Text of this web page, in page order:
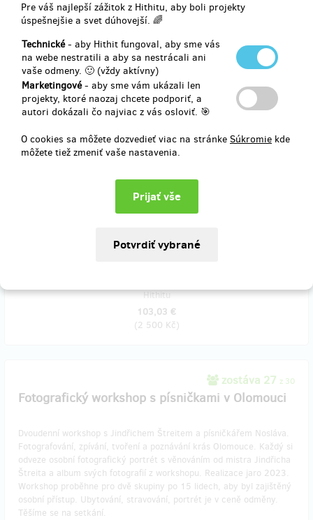
Pre váš najlepší zážitok z Hithitu, aby boli projekty
úspešnejšie a svet dúhovejší. 🌈
Technické- aby Hithit fungoval, aby sme vás
na webe nestratili a aby sa nestrácali ani
vaše odmeny. 🙂 (vždy aktívny)
Marketingové- aby sme vám ukázali len
projekty, ktoré naozaj chcete podporiť, a
autori dokázali čo najviac z vás osloviť. 🎯
O cookies sa môžete dozvedieť viac na stránke Súkromie kde
môžete tiež zmeniť vaše nastavenia.
na Hithitu
74,18 €
1 800 Kč
zostáva 84z 100
Všechno v krabici
V této odměně jsou úplně všechny naše výtvory položené pěkně do
a CD Zastavit čas se můžete podívat v popisu projektu v části
Hithitu
103,03 €
(2 500 Kč)
zostáva 27 z 30
Fotografický workshop s písničkami v Olomouci
Dvoudenní workshop s Jindřichem Štreitem a písničkářem Nosláva.
Fotografování, zpívání, tvoření a poznávání krás Olomouce. Každý si
odveze osobní fotografický portrét s věnováním od mistra Jindřicha
Štreita a album svých fotografií z workshopu. Realizace jaro 2023.
Workshop proběhne pro dvě skupiny po 15 lidech, aby byl zajištěný
osobní přístup. Ubytování, stravování, portrét je v ceně odměny.
Těšíme se na setkání.